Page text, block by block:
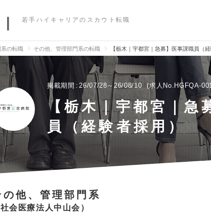
若手ハイキャリアのスカウト転職
の転職 その他、管理部門系の転職 【栃木｜宇都宮｜急募】医事課職員（
掲載期間 26/07/28～26/08/10 求人No.HGFQA-
【栃木｜宇都宮｜急
員（経験者採用）
の他、管理部門系
社会医療法人中山会